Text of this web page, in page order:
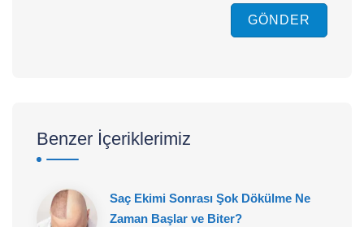
GÖNDER
Benzer İçeriklerimiz
Saç Ekimi Sonrası Şok Dökülme Ne
Zaman Başlar ve Biter?